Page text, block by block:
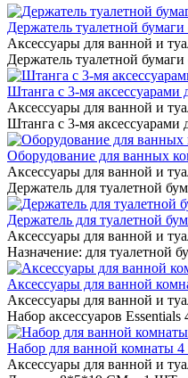
Держатель туалетной
Аксессуары для ванной и
Держатель туалетной
Штанга с 3-мя
Аксессуары для ванной и
Штанга с 3-мя аксессуарами
Оборудование для ванных
Аксессуары для ванной и
Держатель для туалетной
Держатель для туалетной
Аксессуары для ванной и
Назначение: для туалетной
Аксессуары для ванной
Аксессуары для ванной и
Набор аксессуаров
Набор для ванной комнаты
Аксессуары для ванной и